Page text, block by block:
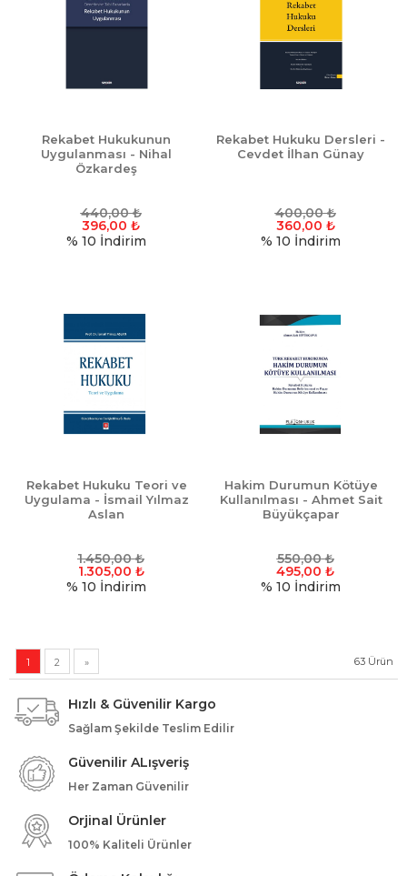
Rekabet Hukukunun
Uygulanması - Nihal
Özkardeş
440,00₺
396,00 ₺
% 10 İndirim
Rekabet Hukuku Dersleri -
Cevdet İlhan Günay
400,00₺
360,00 ₺
% 10 İndirim
Rekabet Hukuku Teori ve
Uygulama - İsmail Yılmaz
Aslan
1.450,00₺
1.305,00 ₺
% 10 İndirim
Hakim Durumun Kötüye
Kullanılması - Ahmet Sait
Büyükçapar
550,00₺
495,00 ₺
% 10 İndirim
63 Ürün
1 2 »
Hızlı & Güvenilir Kargo
Sağlam Şekilde Teslim Edilir
Güvenilir ALışveriş
Her Zaman Güvenilir
Orjinal Ürünler
100% Kaliteli Ürünler